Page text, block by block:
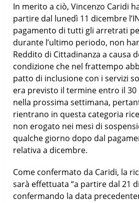
In merito a ciò, Vincenzo Caridi
partire dal lunedì 11 dicembre
pagamento di tutti gli arretrati
durante l’ultimo periodo, non
Reddito di Cittadinanza a causa
condizione che nel frattempo
patto di inclusione con i servizi
era previsto il termine entro il 30
nella prossima settimana,
rientrano in questa categoria
non erogato nei mesi di
qualche giorno dopo dal
relativa a dicembre.
Come confermato da Caridi, la
sarà effettuata “a partire dal 21
confermando la data